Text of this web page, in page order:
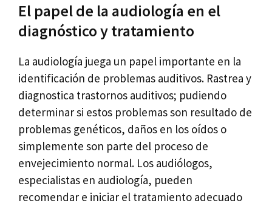
El papel de la audiología en el
diagnóstico y tratamiento
La audiología juega un papel importante en la
identificación de problemas auditivos. Rastrea y
diagnostica trastornos auditivos; pudiendo
determinar si estos problemas son resultado de
problemas genéticos, daños en los oídos o
simplemente son parte del proceso de
envejecimiento normal. Los audiólogos,
especialistas en audiología, pueden
recomendar e iniciar el tratamiento adecuado